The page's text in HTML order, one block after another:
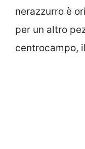
nerazzurro è
per un altro
centrocampo,